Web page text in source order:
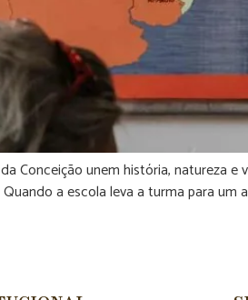
Conceição unem história, natureza
a escola leva a turma para